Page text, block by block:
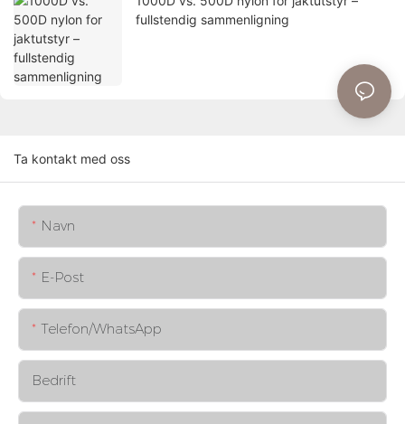
fullstendig sammenligning
Ta kontakt med oss
Navn
E-Post
Telefon/whatsApp
Bedrift